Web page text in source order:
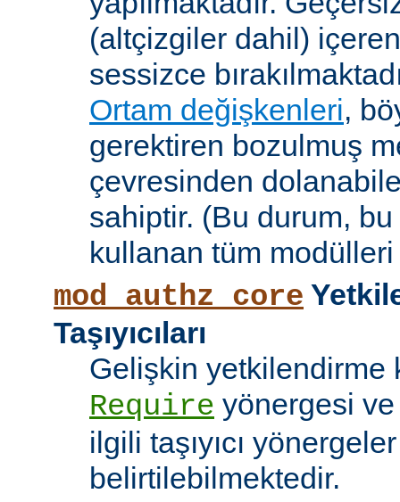
(altçizgiler dahil)
sessizce
Ortam değişkenleri,
gerektiren bozulmuş
çevresinden
sahiptir. (Bu durum,
kullanan tüm
mod_authz_core
Taşıyıcıları
Gelişkin yetkilendirme
Require yönergesi
ilgili taşıyıcı
belirtilebilmektedir.